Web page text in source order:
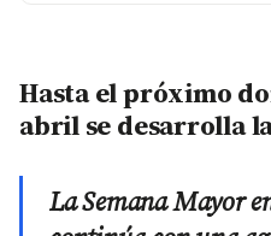
Hasta el próximo
abril se desarrolla
La Semana Mayor